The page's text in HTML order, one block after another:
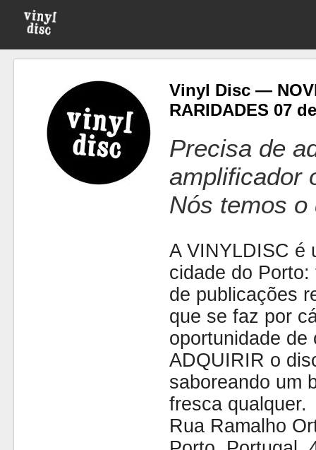
Vinyl Disc —
RARIDADES 07
Precisa de
amplificador
Nós temos o
A VINYLDISC é
cidade do
de publicações
que se faz por
oportunidade de
ADQUIRIR o
saboreando um
fresca qualquer.
Rua Ramalho